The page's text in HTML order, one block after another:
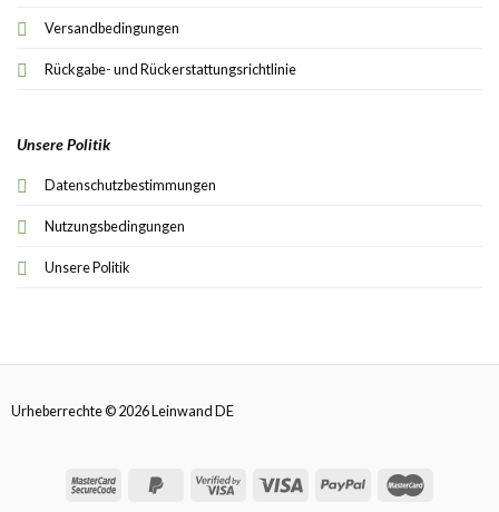
Versandbedingungen
Rückgabe- und Rückerstattungsrichtlinie
Unsere Politik
Datenschutzbestimmungen
Nutzungsbedingungen
Unsere Politik
Urheberrechte © 2026 Leinwand DE